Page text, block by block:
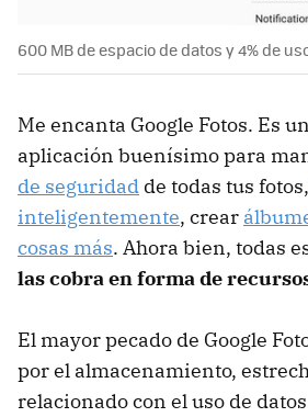
600 MB de espacio de datos y 4% de
Me encanta Google Fotos. Es
aplicación buenísimo para
de seguridad de todas tus fotos,
inteligentemente, crear
cosas más. Ahora bien, todas
las cobra en forma de
El mayor pecado de Google
por el almacenamiento,
relacionado con el uso de